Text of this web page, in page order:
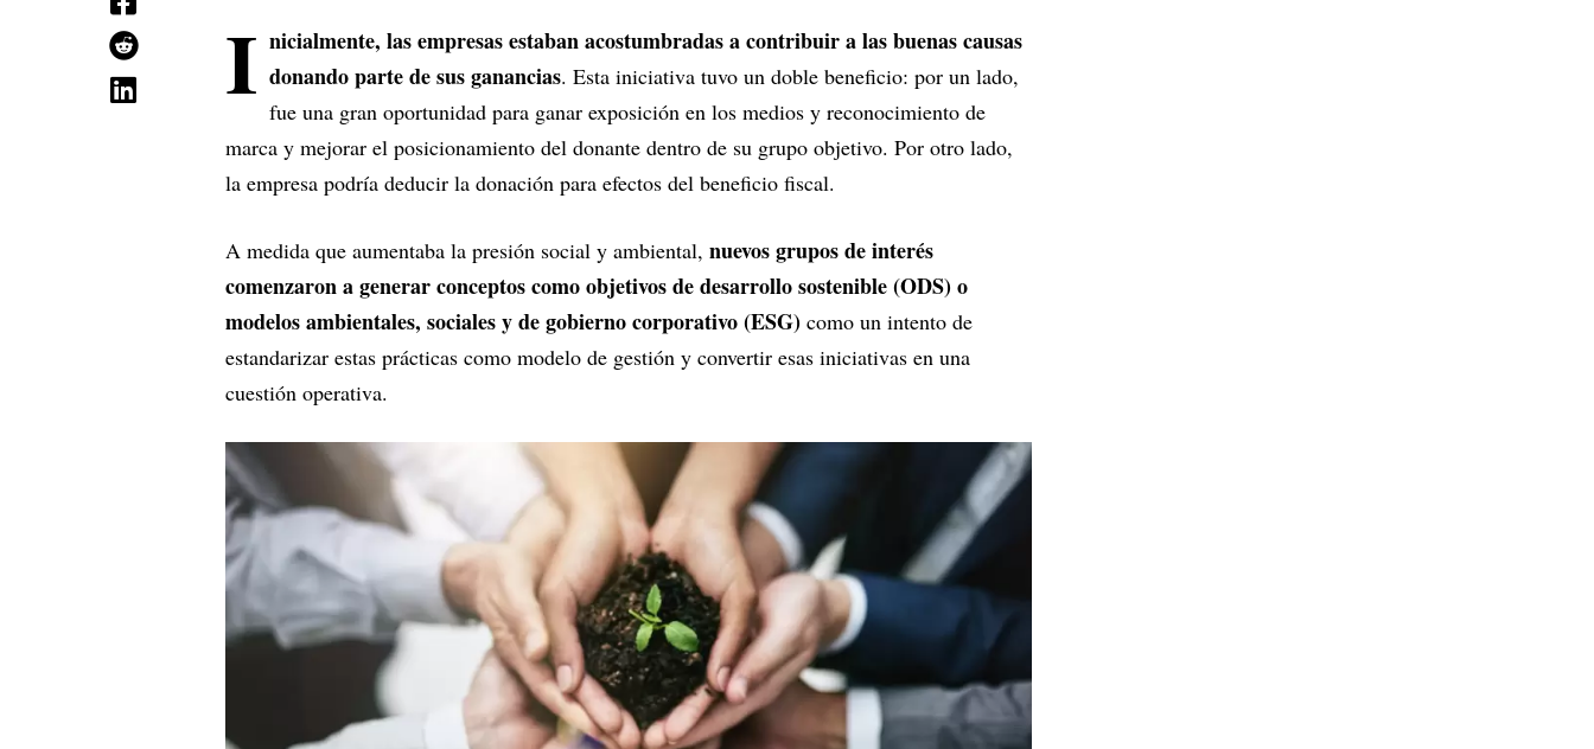
I nicialmente, las empresas estaban acostumbradas a contribuir a las buenas causas
donando parte de sus ganancias. Esta iniciativa tuvo un doble beneficio: por un lado,
fue una gran oportunidad para ganar exposición en los medios y reconocimiento de
marca y mejorar el posicionamiento del donante dentro de su grupo objetivo. Por otro lado,
la empresa podría deducir la donación para efectos del beneficio fiscal.
A medida que aumentaba la presión social y ambiental, nuevos grupos de interés
comenzaron a generar conceptos como objetivos de desarrollo sostenible (ODS) o
modelos ambientales, sociales y de gobierno corporativo (ESG) como un intento de
estandarizar estas prácticas como modelo de gestión y convertir esas iniciativas en una
cuestión operativa.